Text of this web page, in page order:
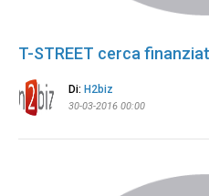
T-STREET cerca
Di: H2biz
30-03-2016 00:00